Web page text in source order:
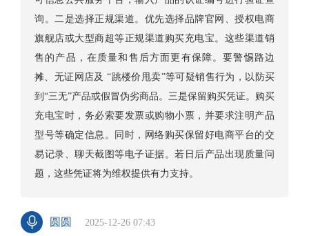
询。二是选择正规渠道。优先选择品牌官网、授权电商
旗舰店或大型商超等正规渠道购买充电宝。这些渠道销
售的产品，在质量和售后方面更有保障。要警惕路边
摊、无证网店及 “跳楼价甩卖”等可疑销售行为，以防买
到“三无”产品或假冒伪劣商品。​三是保留购买凭证。购买
充电宝时，务必索要发票或购物小票，并要求注明产品
型号等确定信息。同时，网络购买保留好电商平台的交
易记录、聊天截图等电子证据。若日后产品出现质量问
题，这些凭证将为维权提供有力支持。
圆圆 2025-12-26 07:43